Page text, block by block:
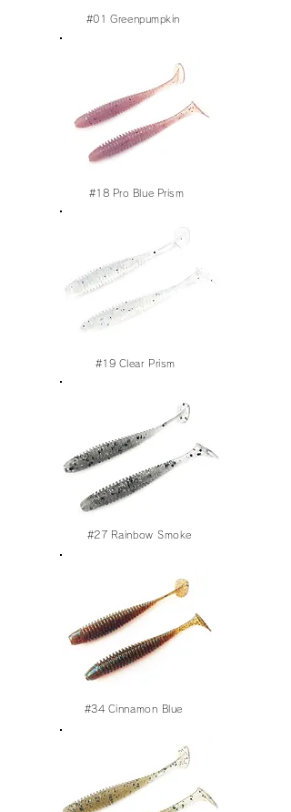
#01 Greenpumpkin
#18 Pro Blue Prism
#19 Clear Prism
#27 Rainbow Smoke
#34 Cinnamon Blue